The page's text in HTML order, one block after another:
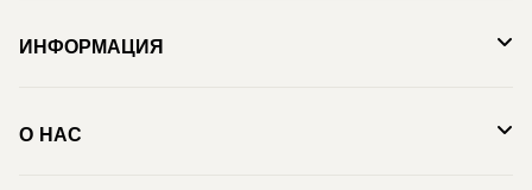
ИНФОРМАЦИЯ
О НАС